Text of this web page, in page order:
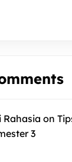
Rahasia on
3